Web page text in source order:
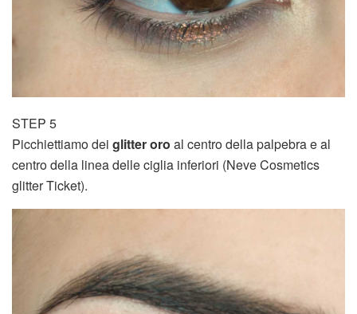
STEP 5
Picchiettiamo dei glitter oro al centro della palpebra e al
centro della linea delle ciglia inferiori (Neve Cosmetics
glitter Ticket).